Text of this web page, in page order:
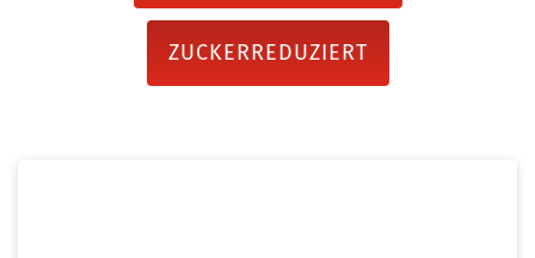
ZUCKERREDUZIERT